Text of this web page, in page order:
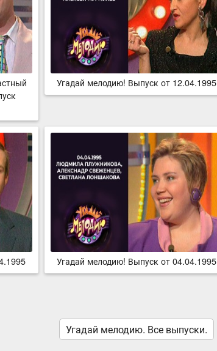
Угадай мелодию! Выпуск от 12.04.1995
Угадай мелодию! Выпуск от 04.04.1995
Угадай мелодию. Все выпуски.